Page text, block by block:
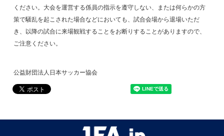
ください。大会を運営する係員の指示を遵守しない、または何らかの方
策で騒乱を起こされた場合などにおいても、試合会場から退場いただ
き、以降の試合に来場観戦することをお断りすることがありますので、
ご注意ください。
公益財団法人日本サッカー協会